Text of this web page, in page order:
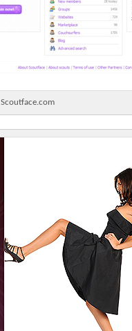
Scoutface.com